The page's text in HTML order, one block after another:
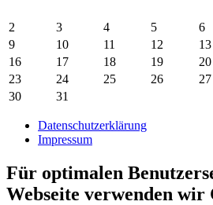
2
3 4 5 6
9
10 11 12 13
16
17 18 19 20
23
24 25 26 27
30
31
Datenschutzerklärung
Impressum
Für optimalen
Webseite verwenden wir